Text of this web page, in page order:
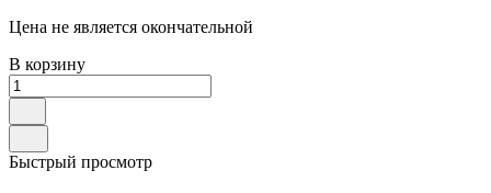
Цена не является окончательной
В корзину
Быстрый просмотр